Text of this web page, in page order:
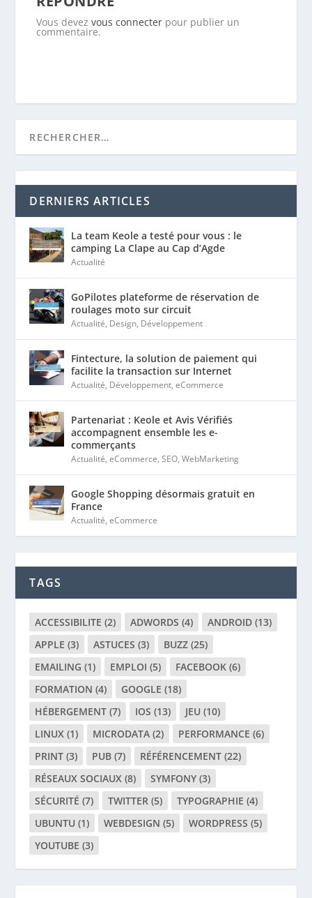
Vous devezvous connecter pour publier un
commentaire.
DERNIERS ARTICLES
La team Keole a testé pour vous : le
camping La Clape au Cap d’Agde
Actualité
GoPilotes plateforme de réservation de
roulages moto sur circuit
Actualité, Design, Développement
Fintecture, la solution de paiement qui
facilite la transaction sur Internet
Actualité, Développement,eCommerce
Partenariat : Keole et Avis Vérifiés
accompagnent ensemble les e-
commerçants
Actualité,eCommerce,SEO,WebMarketing
Google Shopping désormais gratuit en
France
Actualité,eCommerce
TAGS
ACCESSIBILITE (2) ADWORDS (4) ANDROID (13)
APPLE (3) ASTUCES (3) BUZZ (25)
EMAILING (1) EMPLOI (5) FACEBOOK (6)
FORMATION (4) GOOGLE (18)
HÉBERGEMENT (7) IOS (13) JEU (10)
LINUX (1) MICRODATA (2) PERFORMANCE (6)
PRINT (3) PUB (7) RÉFÉRENCEMENT (22)
RÉSEAUX SOCIAUX (8) SYMFONY (3)
SÉCURITÉ (7) TWITTER (5) TYPOGRAPHIE (4)
UBUNTU (1) WEBDESIGN (5) WORDPRESS (5)
YOUTUBE (3)